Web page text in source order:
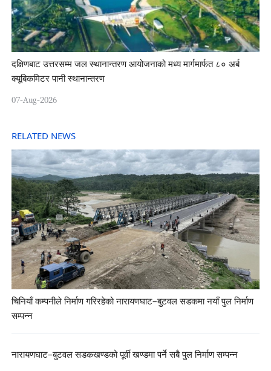
दक्षिणबाट उत्तरसम्म जल स्थानान्तरण आयोजनाको मध्य मार्गमार्फत ८० अर्ब
क्यूबिकमिटर पानी स्थानान्तरण
07-Aug-2026
RELATED NEWS
चिनियाँ कम्पनीले निर्माण गरिरहेको नारायणघाट–बुटवल सडकमा नयाँ पुल निर्माण
सम्पन्न
नारायणघाट–बुटवल सडकखण्डको पूर्वी खण्डमा पर्ने सबै पुल निर्माण सम्पन्न